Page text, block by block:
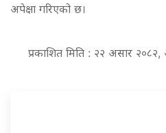
अपेक्षा गरिएको छ।
प्रकाशित मिति : २२ असार